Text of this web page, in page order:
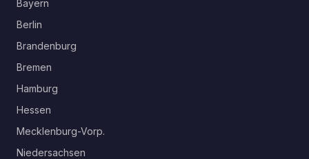
Bayern
Berlin
Brandenburg
Bremen
Hamburg
Hessen
Mecklenburg-Vorp.
Niedersachsen